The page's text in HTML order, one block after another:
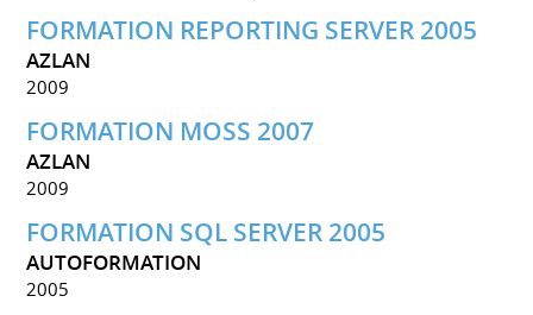
FORMATION REPORTING SERVER 2005
AZLAN
2009
FORMATION MOSS 2007
AZLAN
2009
FORMATION SQL SERVER 2005
AUTOFORMATION
2005